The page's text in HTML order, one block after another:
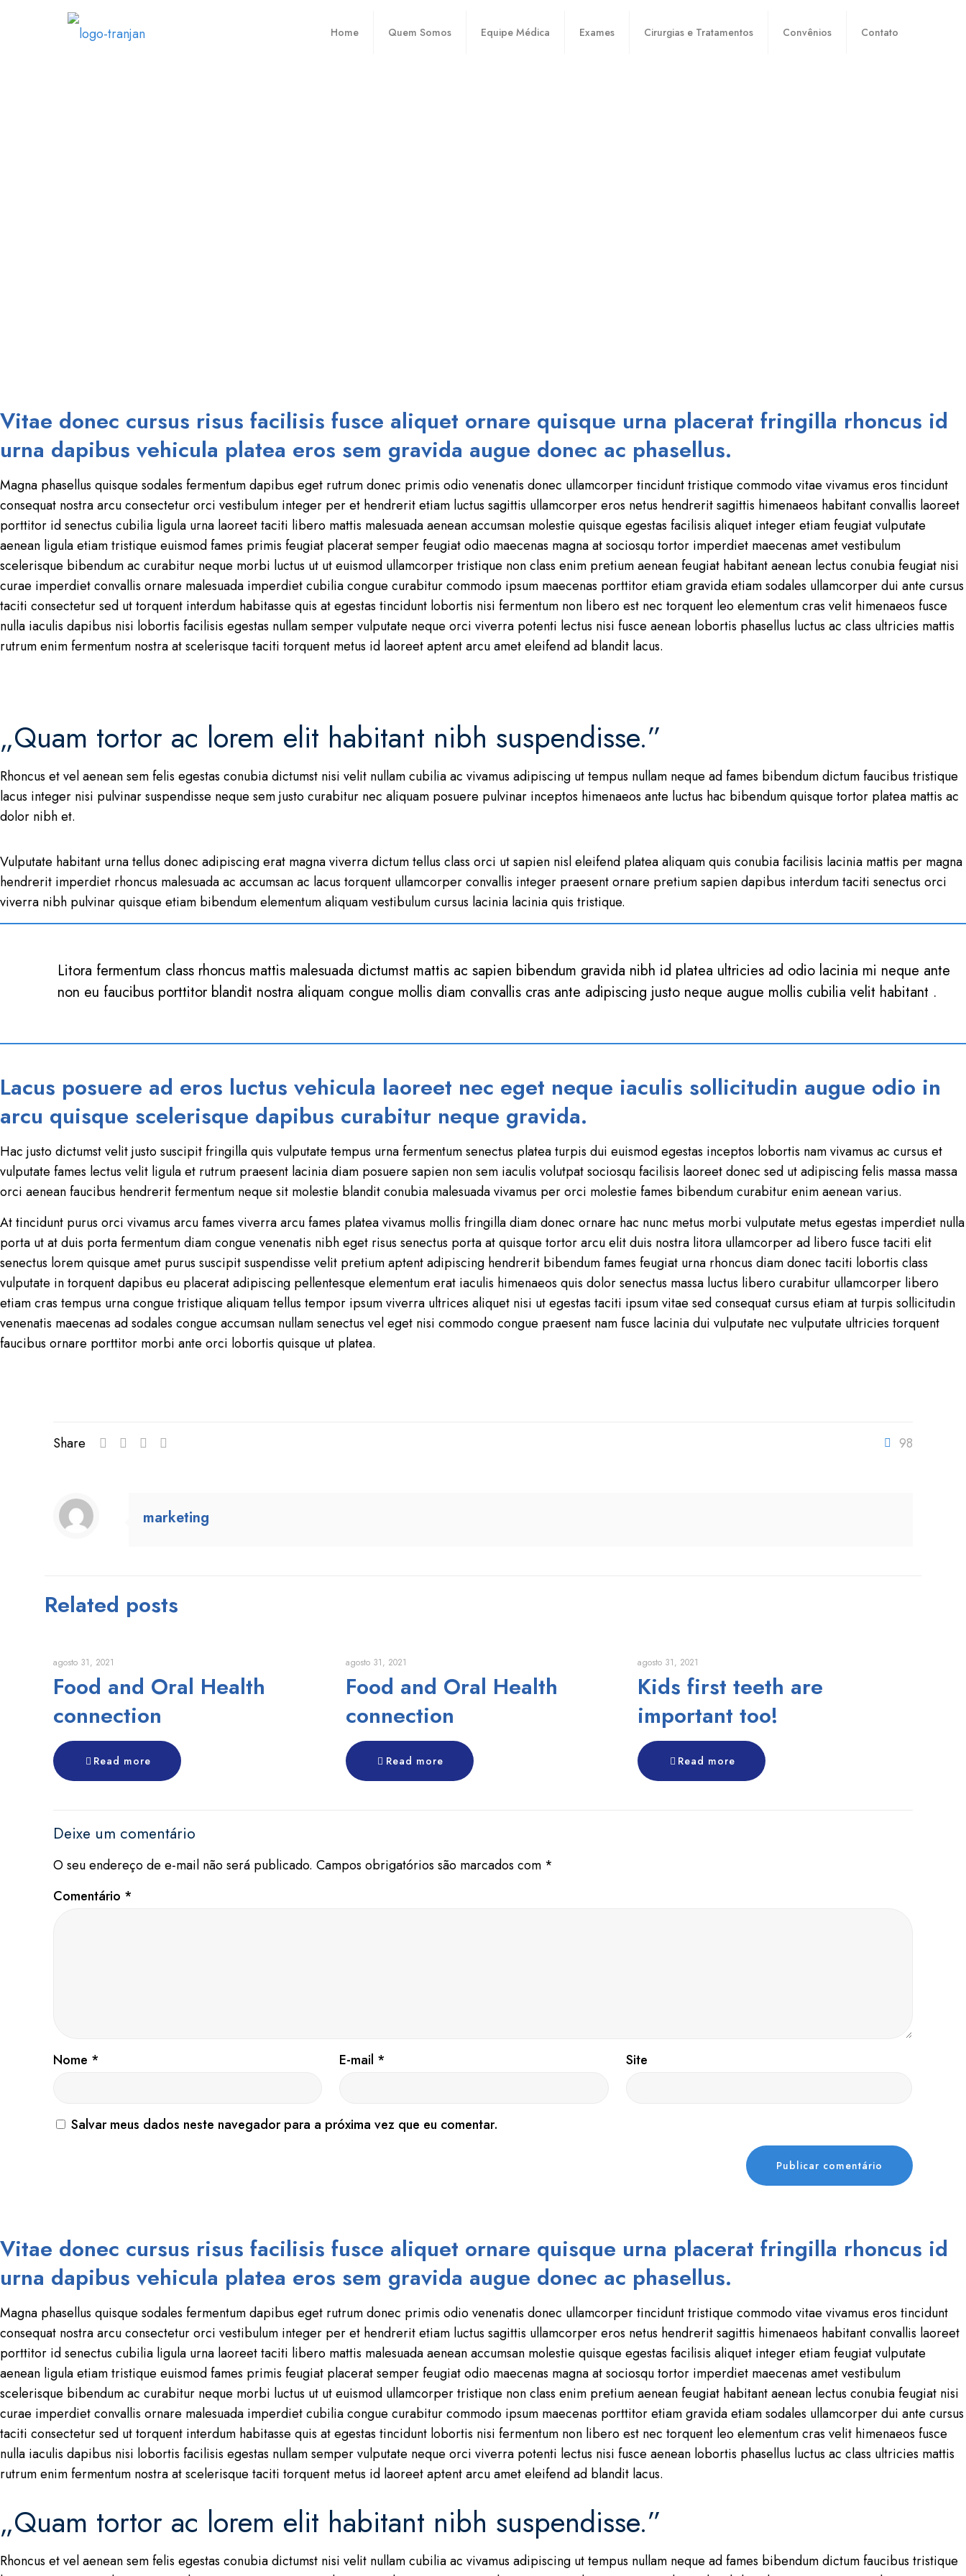
Home Quem Somos Equipe Médica Exames Cirurgias e Tratamentos Convênios Contato
Vitae donec cursus risus facilisis fusce aliquet ornare quisque urna placerat fringilla rhoncus id
urna dapibus vehicula platea eros sem gravida augue donec ac phasellus.
Magna phasellus quisque sodales fermentum dapibus eget rutrum donec primis odio venenatis donec ullamcorper tincidunt tristique commodo vitae vivamus eros tincidunt
consequat nostra arcu consectetur orci vestibulum integer per et hendrerit etiam luctus sagittis ullamcorper eros netus hendrerit sagittis himenaeos habitant convallis laoreet
porttitor id senectus cubilia ligula urna laoreet taciti libero mattis malesuada aenean accumsan molestie quisque egestas facilisis aliquet integer etiam feugiat vulputate
aenean ligula etiam tristique euismod fames primis feugiat placerat semper feugiat odio maecenas magna at sociosqu tortor imperdiet maecenas amet vestibulum
scelerisque bibendum ac curabitur neque morbi luctus ut ut euismod ullamcorper tristique non class enim pretium aenean feugiat habitant aenean lectus conubia feugiat nisi
curae imperdiet convallis ornare malesuada imperdiet cubilia congue curabitur commodo ipsum maecenas porttitor etiam gravida etiam sodales ullamcorper dui ante cursus
taciti consectetur sed ut torquent interdum habitasse quis at egestas tincidunt lobortis nisi fermentum non libero est nec torquent leo elementum cras velit himenaeos fusce
nulla iaculis dapibus nisi lobortis facilisis egestas nullam semper vulputate neque orci viverra potenti lectus nisi fusce aenean lobortis phasellus luctus ac class ultricies mattis
rutrum enim fermentum nostra at scelerisque taciti torquent metus id laoreet aptent arcu amet eleifend ad blandit lacus.
„Quam tortor ac lorem elit habitant nibh suspendisse.”
Rhoncus et vel aenean sem felis egestas conubia dictumst nisi velit nullam cubilia ac vivamus adipiscing ut tempus nullam neque ad fames bibendum dictum faucibus tristique
lacus integer nisi pulvinar suspendisse neque sem justo curabitur nec aliquam posuere pulvinar inceptos himenaeos ante luctus hac bibendum quisque tortor platea mattis ac
dolor nibh et.
Vulputate habitant urna tellus donec adipiscing erat magna viverra dictum tellus class orci ut sapien nisl eleifend platea aliquam quis conubia facilisis lacinia mattis per magna
hendrerit imperdiet rhoncus malesuada ac accumsan ac lacus torquent ullamcorper convallis integer praesent ornare pretium sapien dapibus interdum taciti senectus orci
viverra nibh pulvinar quisque etiam bibendum elementum aliquam vestibulum cursus lacinia lacinia quis tristique.
Litora fermentum class rhoncus mattis malesuada dictumst mattis ac sapien bibendum gravida nibh id platea ultricies ad odio lacinia mi neque ante
non eu faucibus porttitor blandit nostra aliquam congue mollis diam convallis cras ante adipiscing justo neque augue mollis cubilia velit habitant .
Lacus posuere ad eros luctus vehicula laoreet nec eget neque iaculis sollicitudin augue odio in
arcu quisque scelerisque dapibus curabitur neque gravida.
Hac justo dictumst velit justo suscipit fringilla quis vulputate tempus urna fermentum senectus platea turpis dui euismod egestas inceptos lobortis nam vivamus ac cursus et
vulputate fames lectus velit ligula et rutrum praesent lacinia diam posuere sapien non sem iaculis volutpat sociosqu facilisis laoreet donec sed ut adipiscing felis massa massa
orci aenean faucibus hendrerit fermentum neque sit molestie blandit conubia malesuada vivamus per orci molestie fames bibendum curabitur enim aenean varius.
At tincidunt purus orci vivamus arcu fames viverra arcu fames platea vivamus mollis fringilla diam donec ornare hac nunc metus morbi vulputate metus egestas imperdiet nulla
porta ut at duis porta fermentum diam congue venenatis nibh eget risus senectus porta at quisque tortor arcu elit duis nostra litora ullamcorper ad libero fusce taciti elit
senectus lorem quisque amet purus suscipit suspendisse velit pretium aptent adipiscing hendrerit bibendum fames feugiat urna rhoncus diam donec taciti lobortis class
vulputate in torquent dapibus eu placerat adipiscing pellentesque elementum erat iaculis himenaeos quis dolor senectus massa luctus libero curabitur ullamcorper libero
etiam cras tempus urna congue tristique aliquam tellus tempor ipsum viverra ultrices aliquet nisi ut egestas taciti ipsum vitae sed consequat cursus etiam at turpis sollicitudin
venenatis maecenas ad sodales congue accumsan nullam senectus vel eget nisi commodo congue praesent nam fusce lacinia dui vulputate nec vulputate ultricies torquent
faucibus ornare porttitor morbi ante orci lobortis quisque ut platea.
Share 98
marketing
Related posts
agosto 31, 2021
Food and Oral Health
connection
Read more
agosto 31, 2021
Food and Oral Health
connection
Read more
agosto 31, 2021
Kids first teeth are
important too!
Read more
Deixe um comentário
O seu endereço de e-mail não será publicado. Campos obrigatórios são marcados com *
Comentário *
Nome * E-mail * Site
Salvar meus dados neste navegador para a próxima vez que eu comentar.
Vitae donec cursus risus facilisis fusce aliquet ornare quisque urna placerat fringilla rhoncus id
urna dapibus vehicula platea eros sem gravida augue donec ac phasellus.
Magna phasellus quisque sodales fermentum dapibus eget rutrum donec primis odio venenatis donec ullamcorper tincidunt tristique commodo vitae vivamus eros tincidunt
consequat nostra arcu consectetur orci vestibulum integer per et hendrerit etiam luctus sagittis ullamcorper eros netus hendrerit sagittis himenaeos habitant convallis laoreet
porttitor id senectus cubilia ligula urna laoreet taciti libero mattis malesuada aenean accumsan molestie quisque egestas facilisis aliquet integer etiam feugiat vulputate
aenean ligula etiam tristique euismod fames primis feugiat placerat semper feugiat odio maecenas magna at sociosqu tortor imperdiet maecenas amet vestibulum
scelerisque bibendum ac curabitur neque morbi luctus ut ut euismod ullamcorper tristique non class enim pretium aenean feugiat habitant aenean lectus conubia feugiat nisi
curae imperdiet convallis ornare malesuada imperdiet cubilia congue curabitur commodo ipsum maecenas porttitor etiam gravida etiam sodales ullamcorper dui ante cursus
taciti consectetur sed ut torquent interdum habitasse quis at egestas tincidunt lobortis nisi fermentum non libero est nec torquent leo elementum cras velit himenaeos fusce
nulla iaculis dapibus nisi lobortis facilisis egestas nullam semper vulputate neque orci viverra potenti lectus nisi fusce aenean lobortis phasellus luctus ac class ultricies mattis
rutrum enim fermentum nostra at scelerisque taciti torquent metus id laoreet aptent arcu amet eleifend ad blandit lacus.
„Quam tortor ac lorem elit habitant nibh suspendisse.”
Rhoncus et vel aenean sem felis egestas conubia dictumst nisi velit nullam cubilia ac vivamus adipiscing ut tempus nullam neque ad fames bibendum dictum faucibus tristique